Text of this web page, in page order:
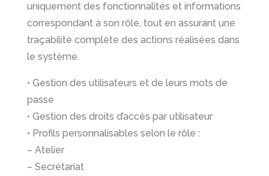
uniquement des fonctionnalités et informations
correspondant à son rôle, tout en assurant une
traçabilité complète des actions réalisées dans
le système.
• Gestion des utilisateurs et de leurs mots de
passe
• Gestion des droits d’accès par utilisateur
• Profils personnalisables selon le rôle :
– Atelier
– Secrétariat